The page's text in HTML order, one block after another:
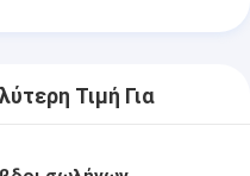
Τιμή Για